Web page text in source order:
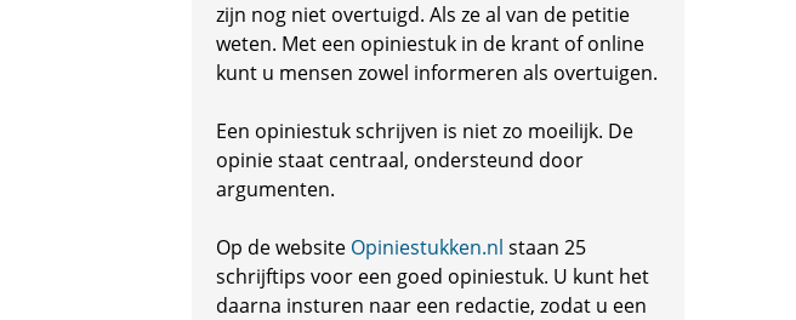
zijn nog niet overtuigd. Als ze al van de petitie
weten. Met een opiniestuk in de krant of online
kunt u mensen zowel informeren als overtuigen.
Een opiniestuk schrijven is niet zo moeilijk. De
opinie staat centraal, ondersteund door
argumenten.
Op de website Opiniestukken.nl staan 25
schrijftips voor een goed opiniestuk. U kunt het
daarna insturen naar een redactie, zodat u een